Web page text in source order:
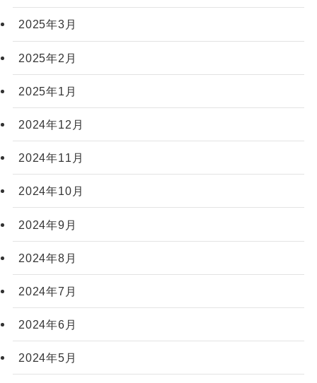
2025年3月
2025年2月
2025年1月
2024年12月
2024年11月
2024年10月
2024年9月
2024年8月
2024年7月
2024年6月
2024年5月